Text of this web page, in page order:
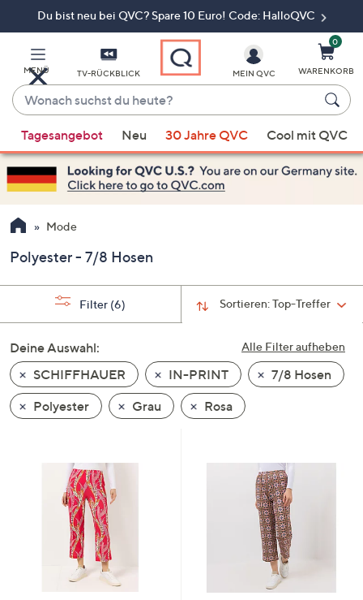
Du bist neu bei QVC? Spare 10 Euro! Code: HalloQVC
MENÜ TV-RÜCKBLICK
Wonach
suchst
du
heute?
Vorschläge
verfügbar
sind,
verwenden
Sie
Pfeiltasten
nach
und
nach
unten
oder
wischen
Sie
MEIN QVC
0
WARENKORB
Tagesangebot Neu 30 Jahre QVC Cool mit QVC
Mode
Polyester - 7/8 Hosen
Sortieren:Top-Treffer
Filter (6)
Alle Filter aufheben
Deine Auswahl:
SCHIFFHAUER
IN-PRINT
7/8 Hosen
Polyester
Grau Rosa